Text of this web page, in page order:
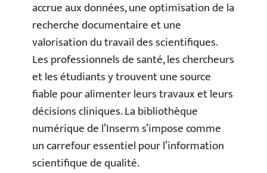
accrue aux données, une optimisation de la
recherche documentaire et une
valorisation du travail des scientifiques.
Les professionnels de santé, les chercheurs
et les étudiants y trouvent une source
fiable pour alimenter leurs travaux et leurs
décisions cliniques. La bibliothèque
numérique de l’Inserm s’impose comme
un carrefour essentiel pour l’information
scientifique de qualité.